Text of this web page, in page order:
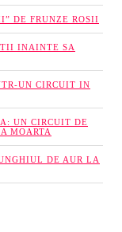
DE FRUNZE ROSII
INAINTE SA
UN CIRCUIT IN
UN CIRCUIT DE
MOARTA
DE AUR LA